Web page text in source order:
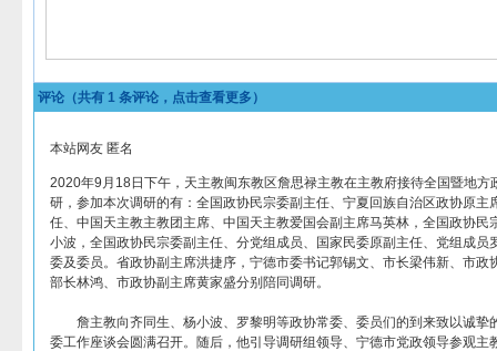
评论（共有 1 条评论，点击查看更多）
本站网友 匿名
2020年9月18日下午，天主教闽东教区詹思禄主教在主教府接待全国暨地方
研，参加本次调研的有：全国政协民宗委副主任、宁夏回族自治区政协原主
任、中国天主教主教团主席、中国天主教爱国会副主席马英林，全国政协民
小波，全国政协民宗委副主任、分党组成员、国家民委原副主任、党组成员
委及委员。省政协副主席洪捷序，宁德市委书记郭锡文、市长梁伟新、市政
部长林鸿、市政协副主席黄家盛分别陪同调研。
詹主教向齐同生、杨小波、罗黎明等政协常委、委员们的到来致以诚挚
委工作座谈会圆满召开。随后，他引导调研组领导、宁德市党政领导参观主